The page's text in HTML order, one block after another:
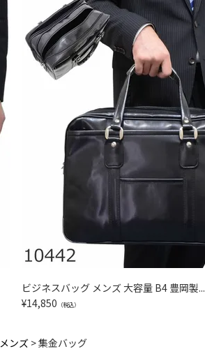
ビジネスバッグ メンズ 大容量 B4 豊岡製...
¥14,850 （税込）
ンズ 集金バッグ